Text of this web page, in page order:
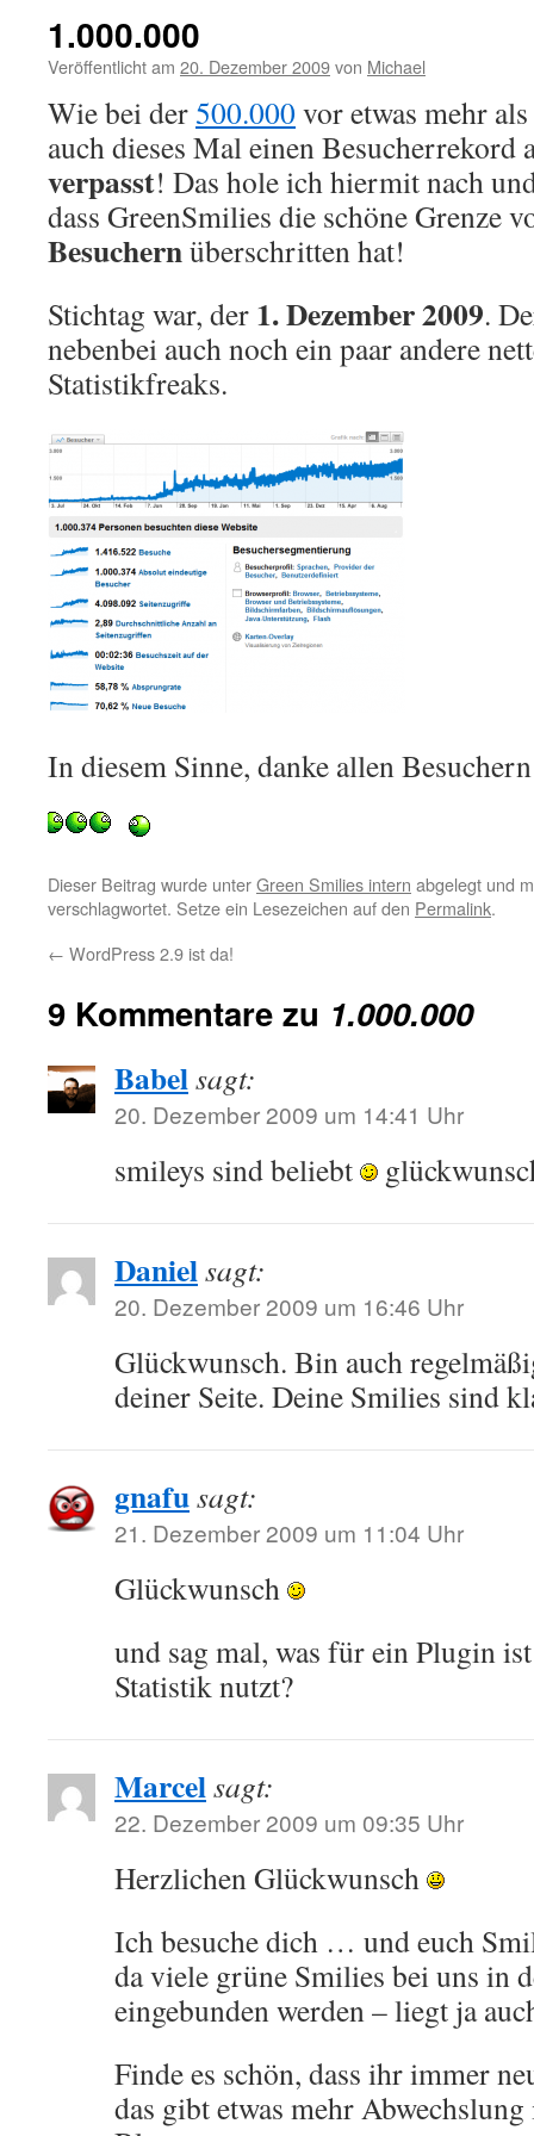
1.000.000
Veröffentlicht am 20. Dezember 2009von Michael
Wie bei der500.000vor etwas mehr
auch dieses Mal einen Besucherrekord
verpasst! Das hole ich hiermit nach
dass GreenSmilies die schöne Grenze
Besuchernüberschritten hat!
Stichtag war, der 1. Dezember 2009.
nebenbei auch noch ein paar andere
Statistikfreaks.
In diesem Sinne, danke allen
Dieser Beitrag wurde unterGreen Smilies intern abgelegt und
verschlagwortet. Setze ein Lesezeichen auf den Permalink.
← WordPress 2.9 ist da!
9 Kommentare zu 1.000.000
Babelsagt:
20. Dezember 2009 um 14:41 Uhr
smileys sind beliebt
Danielsagt:
20. Dezember 2009 um 16:46 Uhr
Glückwunsch. Bin auch
deiner Seite. Deine Smilies sind
gnafusagt:
21. Dezember 2009 um 11:04 Uhr
Glückwunsch
und sag mal, was für ein Plugin
Statistik nutzt?
Marcelsagt:
22. Dezember 2009 um 09:35 Uhr
Herzlichen Glückwunsch
Ich besuche dich … und euch
da viele grüne Smilies bei uns in
eingebunden werden – liegt ja
Finde es schön, dass ihr immer
das gibt etwas mehr